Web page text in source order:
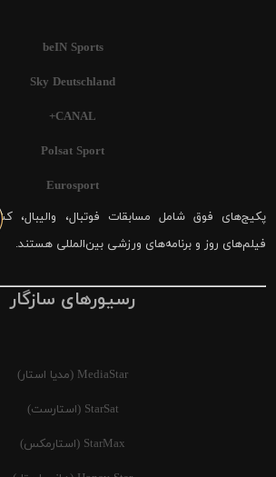
beIN Sports
Sky Deutschland
CANAL+
Polsat Sport
Eurosport
پکیج‌های فوق شامل مسابقات فوتبال، والیبال،
فیلم‌های روز و برنامه‌های ورزشی بین‌المللی هستند.
رسیورهای سازگار
MediaStar (مدیا استار)
StarSat (استارست)
StarMax (استارمکس)